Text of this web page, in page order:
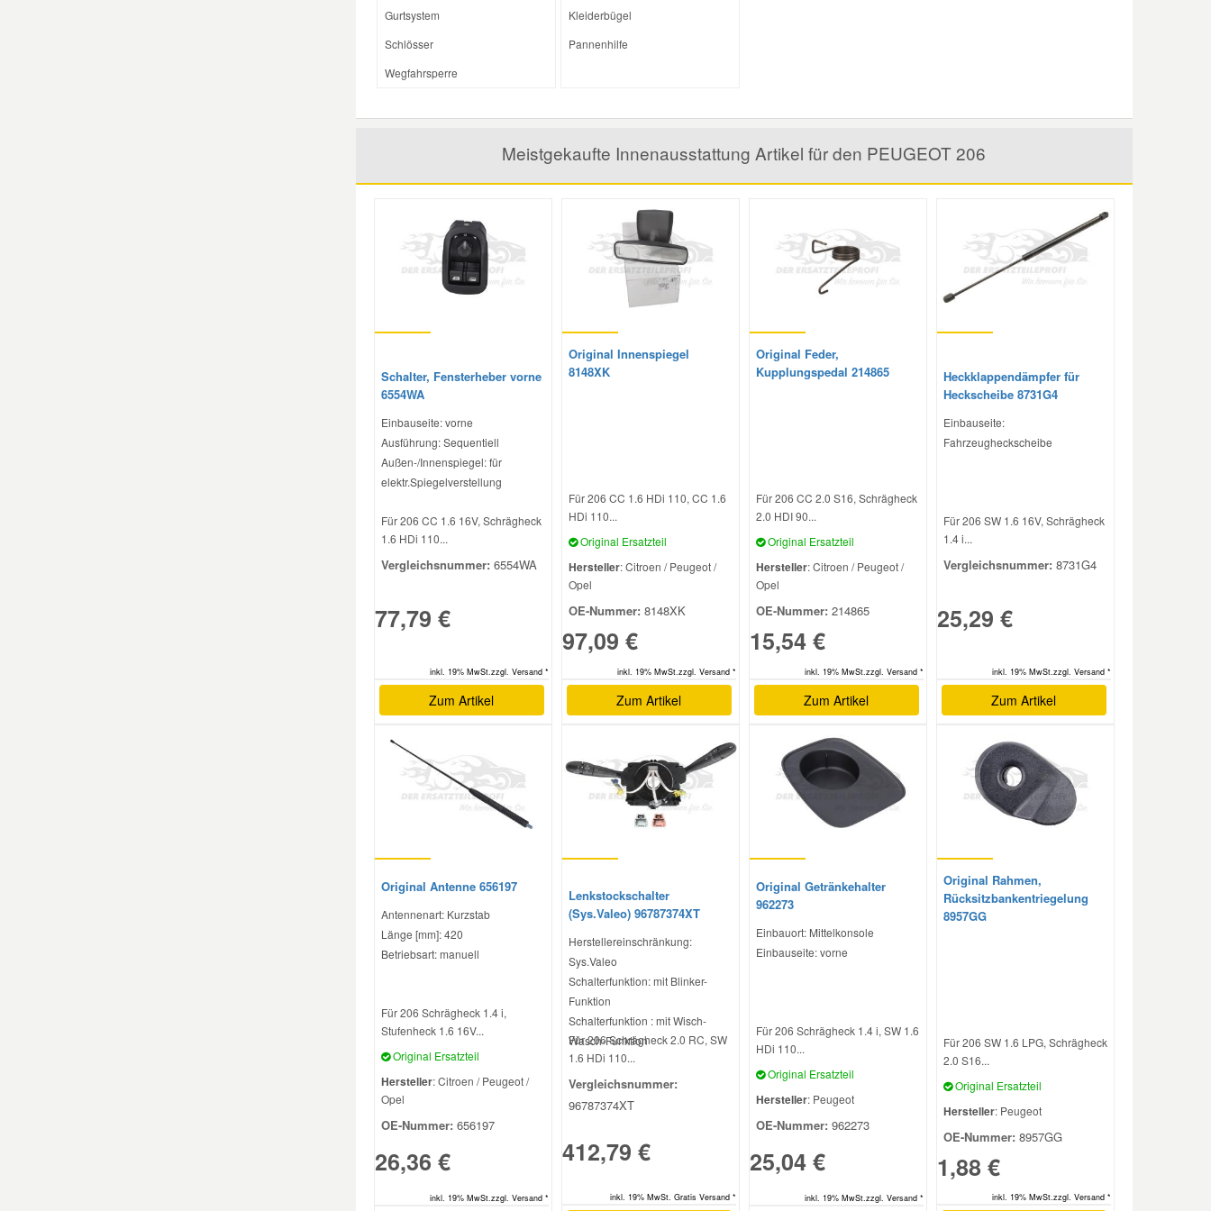
Gurtsystem
Schlösser
Wegfahrsperre
Kleiderbügel
Pannenhilfe
Meistgekaufte Innenausstattung Artikel für den PEUGEOT 206
Schalter, Fensterheber vorne
6554WA
Einbauseite: vorne
Ausführung: Sequentiell
Außen-/Innenspiegel: für
elektr.Spiegelverstellung
Für 206 CC 1.6 16V, Schrägheck
1.6 HDi 110...
Vergleichsnummer: 6554WA
77,79 €
inkl. 19% MwSt.zzgl. Versand *
Zum Artikel
Original Innenspiegel
8148XK
Für 206 CC 1.6 HDi 110, CC 1.6
HDi 110...
Original Ersatzteil
Hersteller: Citroen / Peugeot /
Opel
OE-Nummer: 8148XK
97,09 €
inkl. 19% MwSt.zzgl. Versand *
Zum Artikel
Original Feder,
Kupplungspedal 214865
Für 206 CC 2.0 S16, Schrägheck
2.0 HDI 90...
Original Ersatzteil
Hersteller: Citroen / Peugeot /
Opel
OE-Nummer: 214865
15,54 €
inkl. 19% MwSt.zzgl. Versand *
Zum Artikel
Heckklappendämpfer für
Heckscheibe 8731G4
Einbauseite:
Fahrzeugheckscheibe
Für 206 SW 1.6 16V, Schrägheck
1.4 i...
Vergleichsnummer: 8731G4
25,29 €
inkl. 19% MwSt.zzgl. Versand *
Zum Artikel
Original Antenne 656197
Antennenart: Kurzstab
Länge [mm]: 420
Betriebsart: manuell
Für 206 Schrägheck 1.4 i,
Stufenheck 1.6 16V...
Original Ersatzteil
Hersteller: Citroen / Peugeot /
Opel
OE-Nummer: 656197
26,36 €
inkl. 19% MwSt.zzgl. Versand *
Lenkstockschalter
(Sys.Valeo) 96787374XT
Herstellereinschränkung:
Sys.Valeo
Schalterfunktion: mit Blinker-
Funktion
Schalterfunktion : mit Wisch-
Wasch-Funktion
Für 206 Schrägheck 2.0 RC, SW
1.6 HDi 110...
Vergleichsnummer:
96787374XT
412,79 €
inkl. 19% MwSt. Gratis Versand *
Original Getränkehalter
962273
Einbauort: Mittelkonsole
Einbauseite: vorne
Für 206 Schrägheck 1.4 i, SW 1.6
HDi 110...
Original Ersatzteil
Hersteller: Peugeot
OE-Nummer: 962273
25,04 €
inkl. 19% MwSt.zzgl. Versand *
Original Rahmen,
Rücksitzbankentriegelung
8957GG
Für 206 SW 1.6 LPG, Schrägheck
2.0 S16...
Original Ersatzteil
Hersteller: Peugeot
OE-Nummer: 8957GG
1,88 €
inkl. 19% MwSt.zzgl. Versand *